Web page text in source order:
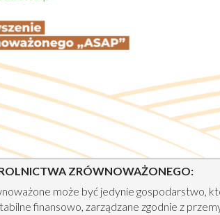
ZRÓWNOWAŻONEGO:
może być jedynie gospodarstwo,
finansowo, zarządzane zgodnie z